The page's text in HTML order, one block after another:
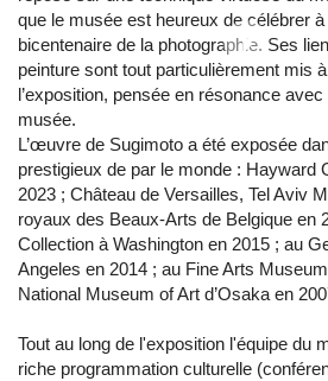
que le musée est heureux de célébrer à
bicentenaire de la photographie. Ses
peinture sont tout particulièrement mis
l’exposition, pensée en résonance
musée.
L’œuvre de Sugimoto a été exposée
prestigieux de par le monde : Hayward
2023 ; Château de Versailles, Tel Aviv
royaux des Beaux-Arts de Belgique en
Collection à Washington en 2015 ; au
Angeles en 2014 ; au Fine Arts
National Museum of Art d’Osaka en
Tout au long de l'exposition l'équipe du
riche programmation culturelle